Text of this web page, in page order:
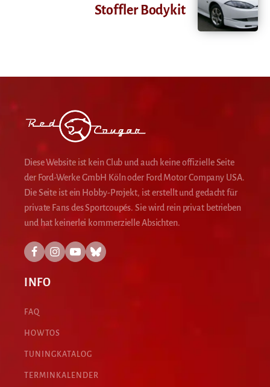
Stoffler Bodykit
Diese Website ist kein Club und auch keine offizielle Seite
der Ford-Werke GmbH Köln oder Ford Motor Company USA.
Die Seite ist ein Hobby-Projekt, ist erstellt und gedacht für
private Fans des Sportcoupés. Sie wird rein privat betrieben
und hat keinerlei kommerzielle Absichten.
INFO
FAQ
HOWTOS
TUNINGKATALOG
TERMINKALENDER